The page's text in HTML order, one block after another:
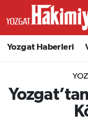
Yozgat Haberleri